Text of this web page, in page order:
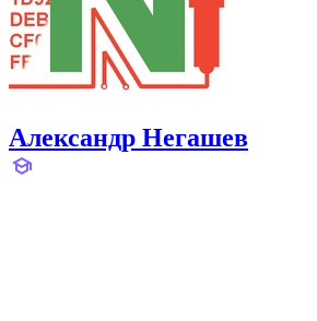
Александр Негашев